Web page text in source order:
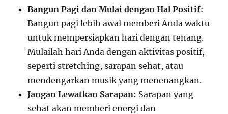
Bangun Pagi dan Mulai dengan Hal Positif:
Bangun pagi lebih awal memberi Anda waktu
untuk mempersiapkan hari dengan tenang.
Mulailah hari Anda dengan aktivitas positif,
seperti stretching, sarapan sehat, atau
mendengarkan musik yang menenangkan.
Jangan Lewatkan Sarapan: Sarapan yang
sehat akan memberi energi dan